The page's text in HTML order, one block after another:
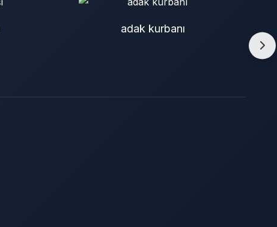
adak kurbanı